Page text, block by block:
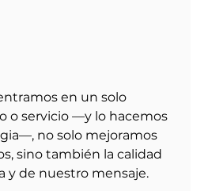
en un solo
o servicio —y lo hacemos
no solo mejoramos
sino también la calidad
y de nuestro mensaje.